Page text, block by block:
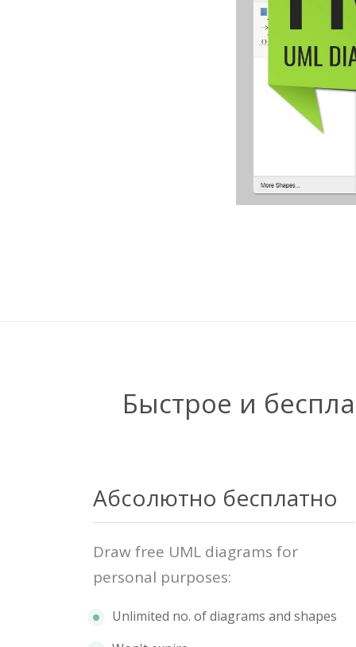
Быстрое и
Абсолютно бесплатно
Draw free UML diagrams for
personal purposes:
Unlimited no. of diagrams and shapes